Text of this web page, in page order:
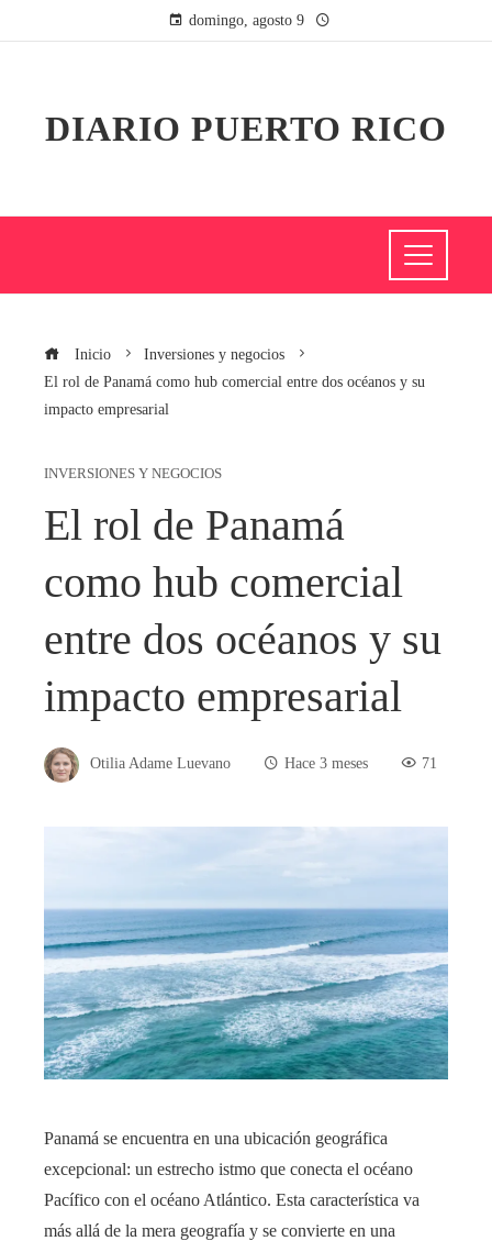
domingo, agosto 9
DIARIO PUERTO RICO
Inicio
Inversiones y negocios
El rol de Panamá como hub comercial entre dos océanos y su
impacto empresarial
INVERSIONES Y NEGOCIOS
El rol de Panamá
como hub comercial
entre dos océanos y su
impacto empresarial
Otilia Adame Luevano Hace 3 meses 71
Panamá se encuentra en una ubicación geográfica
excepcional: un estrecho istmo que conecta el océano
Pacífico con el océano Atlántico. Esta característica va
más allá de la mera geografía y se convierte en una